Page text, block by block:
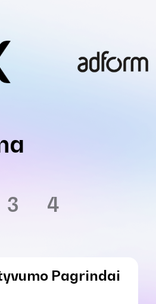
3 4
Pagrindai